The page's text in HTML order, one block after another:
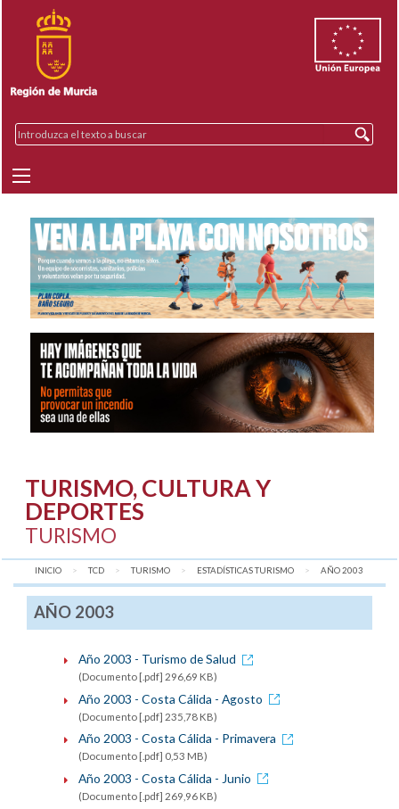
TURISMO, CULTURA Y
DEPORTES
TURISMO
INICIO TCD TURISMO ESTADÍSTICAS TURISMO AQUÍ:
AÑO 2003
AÑO 2003
Año 2003 - Turismo de Salud
(Documento [.pdf] 296,69 KB)
Año 2003 - Costa Cálida - Agosto
(Documento [.pdf] 235,78 KB)
Año 2003 - Costa Cálida - Primavera
(Documento [.pdf] 0,53 MB)
Año 2003 - Costa Cálida - Junio
(Documento [.pdf] 269,96 KB)